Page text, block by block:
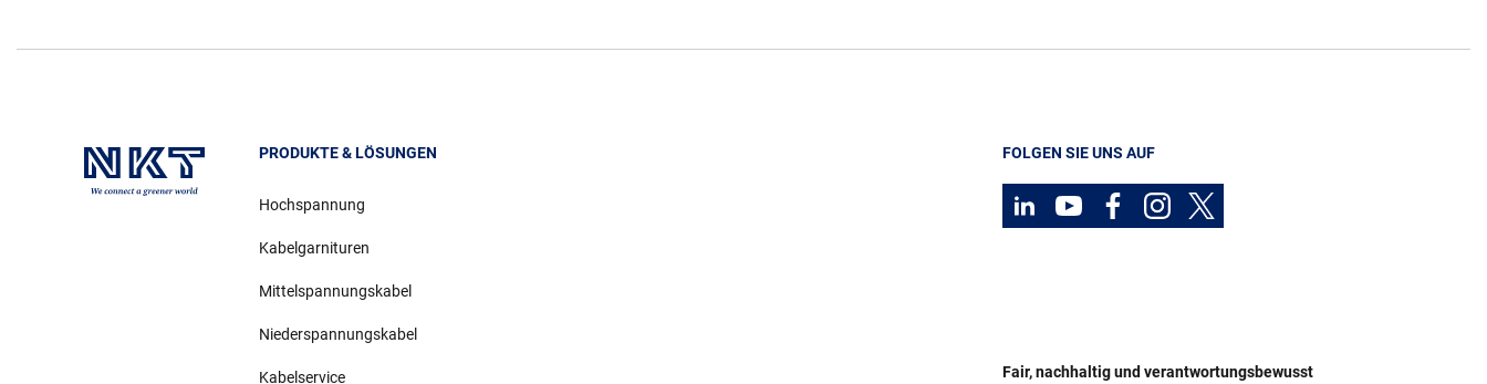
PRODUKTE & LÖSUNGEN
Hochspannung
Kabelgarnituren
Mittelspannungskabel
Niederspannungskabel
Kabelservice
FOLGEN SIE UNS AUF
Fair, nachhaltig und verantwortungsbewusst